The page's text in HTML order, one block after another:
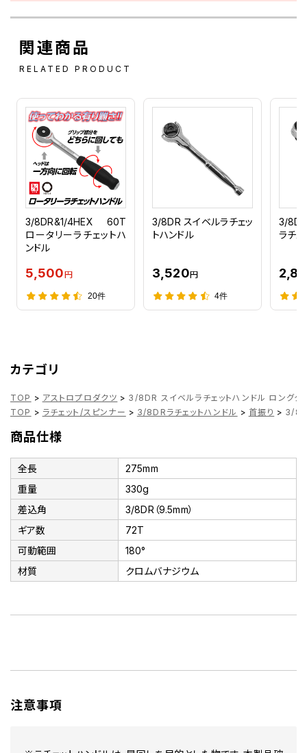
関連商品
RELATED PRODUCT
3/8DR&1/4HEX 60T
ロータリーラチェットハ
ンドル
5,500円
20件
3/8DR スイベルラチェッ
トハンドル
3,520円
4件
3/
ラチェ
カテゴリ
TOP > アストロプロダクツ > 3/8DR スイベルラチェットハンドル ロングタ
TOP > ラチェット/スピンナー > 3/8DRラチェットハンドル > 首振り > 3/
商品仕様
全長
275mm
重量
330g
差込角
3/8DR（9.5mm）
ギア数
72T
可動範囲
180°
材質
クロムバナジウム
注意事項